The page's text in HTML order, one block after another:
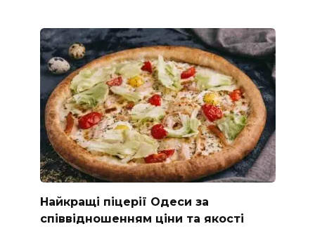
Найкращі піцерії Одеси за
співвідношенням ціни та якості